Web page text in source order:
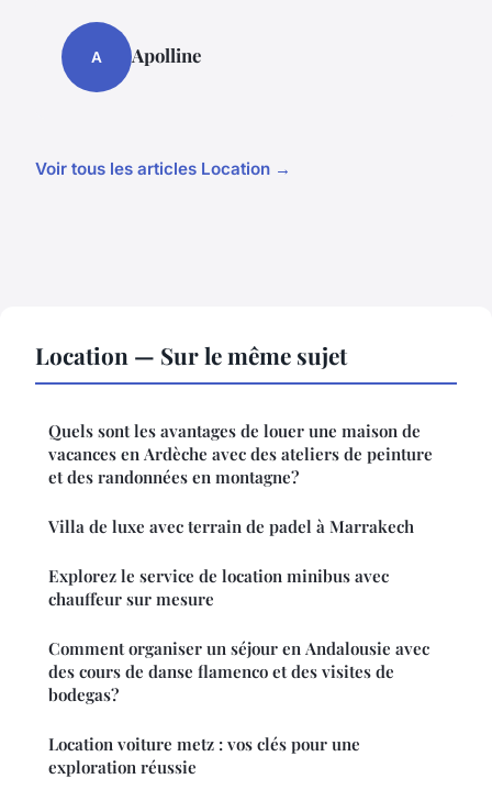
A Apolline
Voir tous les articles Location →
Location — Sur le même sujet
Quels sont les avantages de louer une maison de
vacances en Ardèche avec des ateliers de peinture
et des randonnées en montagne?
Villa de luxe avec terrain de padel à Marrakech
Explorez le service de location minibus avec
chauffeur sur mesure
Comment organiser un séjour en Andalousie avec
des cours de danse flamenco et des visites de
bodegas?
Location voiture metz : vos clés pour une
exploration réussie